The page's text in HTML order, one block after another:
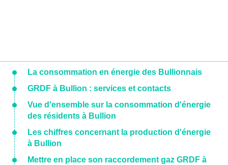
La consommation en énergie des Bullionnais
GRDF à Bullion : services et contacts
Vue d'ensemble sur la consommation d'énergie
des résidents à Bullion
Les chiffres concernant la production d'énergie
à Bullion
Mettre en place son raccordement gaz GRDF à